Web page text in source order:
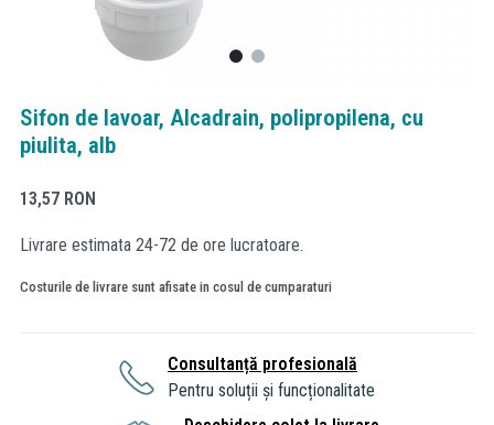
Sifon de lavoar, Alcadrain, polipropilena, cu
piulita, alb
13,57 RON
Livrare estimata 24-72 de ore lucratoare.
Costurile de livrare sunt afisate in cosul de cumparaturi
Consultanță profesională
Pentru soluții și funcționalitate